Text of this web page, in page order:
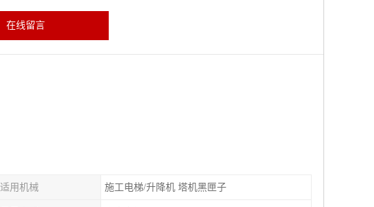
在线留言
适用机械 施工电梯/升降机 塔机黑匣子